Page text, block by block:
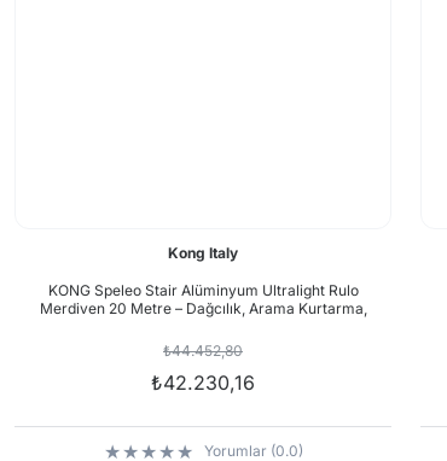
Kong Italy
KONG Speleo Stair Alüminyum Ultralight Rulo
Merdiven 20 Metre – Dağcılık, Arama Kurtarma,
₺44.452,80
₺42.230,16
Yorumlar (0.0)